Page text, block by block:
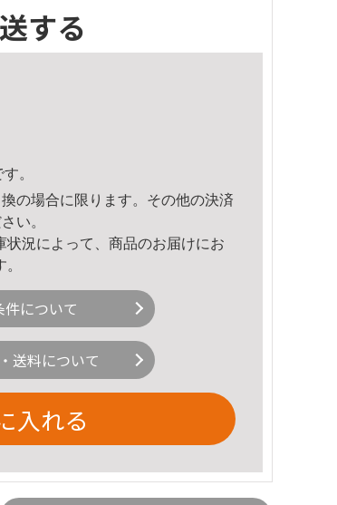
する
。
の場合に限ります。その他の決済
い。
況によって、商品のお届けにお
について
送料について
入れる